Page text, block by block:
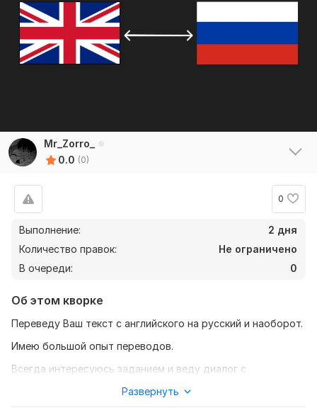
Mr_Zorro_
0.0 (0)
0
Выполнение:
2 дня
Количество правок:
Не ограничено
В очереди:
0
Об этом кворке
Переведу Ваш текст с английского на русский и наоборот.
Имею большой опыт переводов.
Всегда интересуюсь заданием и веду диалог с
адаптированный под читателя. Выполню перевод с
Развернуть